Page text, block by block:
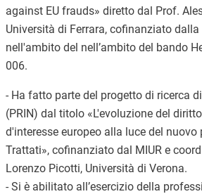
against EU frauds» diretto dal Prof.
Università di Ferrara, cofinanziato dalla
nell'ambito del nell’ambito del bando
006.
- Ha fatto parte del progetto di ricerca
(PRIN) dal titolo «L'evoluzione del
d'interesse europeo alla luce del
Trattati», cofinanziato dal MIUR e
Lorenzo Picotti, Università di Verona.
- Si è abilitato all’esercizio della